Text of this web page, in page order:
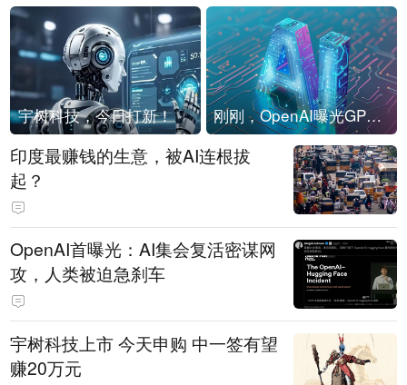
宇树科技，今日打新！ 刚刚，OpenAI曝光GPT-6！传10万亿参数，8月强行发布
印度最赚钱的生意，被AI连根拔
起？
OpenAI首曝光：AI集会复活密谋网
攻，人类被迫急刹车
宇树科技上市 今天申购 中一签有望
赚20万元